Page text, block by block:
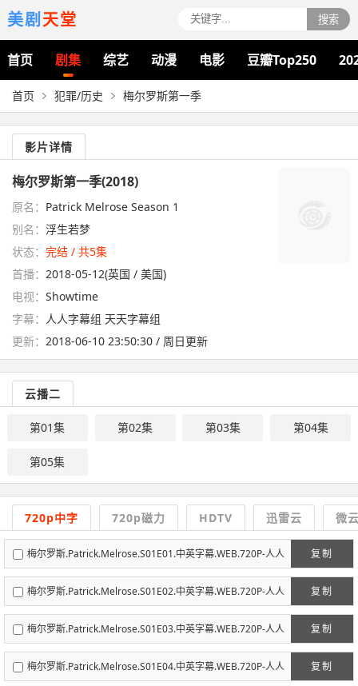
美剧天堂 搜索
首页 剧集 综艺 动漫 电影 豆瓣Top250
首页 犯罪/历史 梅尔罗斯第一季
影片详情
梅尔罗斯第一季(2018)
原名： Patrick Melrose Season 1
别名： 浮生若梦
状态： 完结 / 共5集
首播： 2018-05-12(英国 / 美国)
电视： Showtime
字幕： 人人字幕组 天天字幕组
更新： 2018-06-10 23:50:30 / 周日更新
云播二
第01集 第02集 第03集 第04集
第05集
720p中字 720p磁力 HDTV 迅雷云 微
复制
梅尔罗斯.Patrick.Melrose.S01E01.中英字幕.WEB.720P-人人
影视.mp4
复制
梅尔罗斯.Patrick.Melrose.S01E02.中英字幕.WEB.720P-人人
影视.mp4
复制
梅尔罗斯.Patrick.Melrose.S01E03.中英字幕.WEB.720P-人人
影视.mp4
复制
梅尔罗斯.Patrick.Melrose.S01E04.中英字幕.WEB.720P-人人